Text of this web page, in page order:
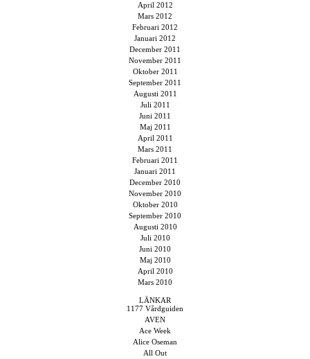
April 2012
Mars 2012
Februari 2012
Januari 2012
December 2011
November 2011
Oktober 2011
September 2011
Augusti 2011
Juli 2011
Juni 2011
Maj 2011
April 2011
Mars 2011
Februari 2011
Januari 2011
December 2010
November 2010
Oktober 2010
September 2010
Augusti 2010
Juli 2010
Juni 2010
Maj 2010
April 2010
Mars 2010
LÄNKAR
1177 Vårdguiden
AVEN
Ace Week
Alice Oseman
All Out